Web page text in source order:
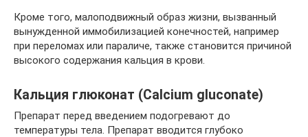
Кроме того, малоподвижный образ жизни, вызванный
вынужденной иммобилизацией конечностей, например
при переломах или параличе, также становится причиной
высокого содержания кальция в крови.
Кальция глюконат (Calcium gluconate)
Препарат перед введением подогревают до
температуры тела. Препарат вводится глубоко